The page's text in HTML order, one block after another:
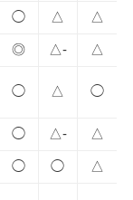
◯ △ △
◎ △- △
◯ △ ◯
◯ △- △
◯ ◯ △